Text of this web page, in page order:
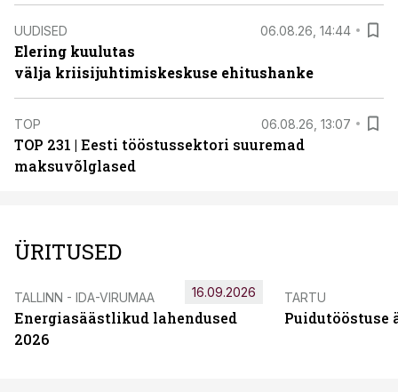
UUDISED 06.08.26, 14:44
Elering kuulutas
välja kriisijuhtimiskeskuse ehitushanke
TOP 06.08.26, 13:07
TOP 231 | Eesti tööstussektori suuremad
maksuvõlglased
ÜRITUSED
TALLINN - IDA-VIRUMAA
Energiasäästlikud lahendused
2026
16.09.2026 TARTU
Puidutööstuse